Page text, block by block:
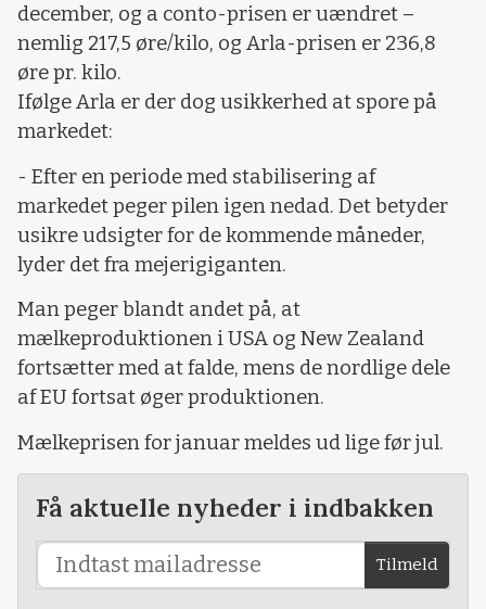
december, og a conto-prisen er uændret –
nemlig 217,5 øre/kilo, og Arla-prisen er 236,8
øre pr. kilo.
Ifølge Arla er der dog usikkerhed at spore på
markedet:
- Efter en periode med stabilisering af
markedet peger pilen igen nedad. Det betyder
usikre udsigter for de kommende måneder,
lyder det fra mejerigiganten.
Man peger blandt andet på, at
mælkeproduktionen i USA og New Zealand
fortsætter med at falde, mens de nordlige dele
af EU fortsat øger produktionen.
Mælkeprisen for januar meldes ud lige før jul.
Få aktuelle nyheder i indbakken
Tilmeld